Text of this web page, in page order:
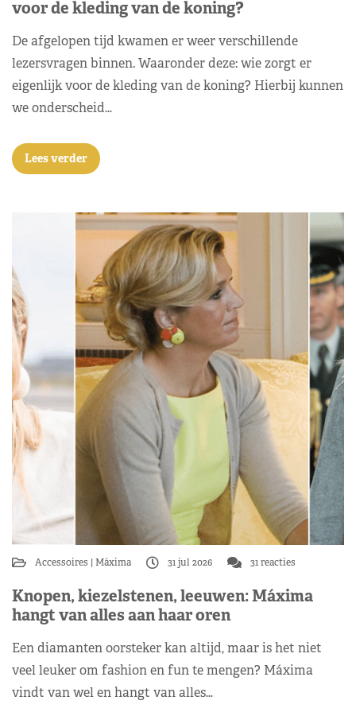
voor de kleding van de koning?
De afgelopen tijd kwamen er weer verschillende
lezersvragen binnen. Waaronder deze: wie zorgt er
eigenlijk voor de kleding van de koning? Hierbij kunnen
we onderscheid…
Lees verder
Accessoires Máxima 31 jul 2026 31 reacties
Knopen, kiezelstenen, leeuwen: Máxima
hangt van alles aan haar oren
Een diamanten oorsteker kan altijd, maar is het niet
veel leuker om fashion en fun te mengen? Máxima
vindt van wel en hangt van alles…